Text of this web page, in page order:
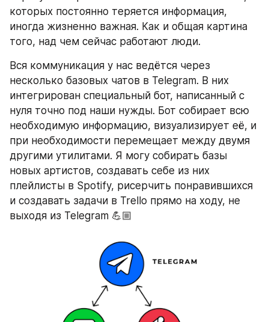
которых постоянно теряется информация,
иногда жизненно важная. Как и общая картина
того, над чем сейчас работают люди.
Вся коммуникация у нас ведётся через
несколько базовых чатов в Telegram. В них
интегрирован специальный бот, написанный с
нуля точно под наши нужды. Бот собирает всю
необходимую информацию, визуализирует её, и
при необходимости перемещает между двумя
другими утилитами. Я могу собирать базы
новых артистов, создавать себе из них
плейлисты в Spotify, рисерчить понравившихся
и создавать задачи в Trello прямо на ходу, не
выходя из Telegram 💪🏼